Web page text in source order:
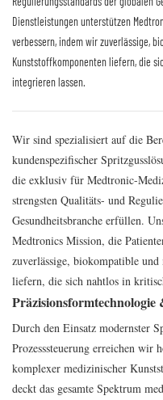
Dienstleistungen unterstützen
verbessern, indem wir zuverlässige,
Kunststoffkomponenten liefern, die
integrieren lassen.
Wir sind spezialisiert auf die
kundenspezifischer
die exklusiv für Medtronic-
strengsten Qualitäts- und
Gesundheitsbranche erfüllen.
Medtronics Mission, die
zuverlässige, biokompatible und
liefern, die sich nahtlos in
Präzisionsformtechnologie
Durch den Einsatz modernster
Prozesssteuerung erreichen wir
komplexer medizinischer
deckt das gesamte Spektrum